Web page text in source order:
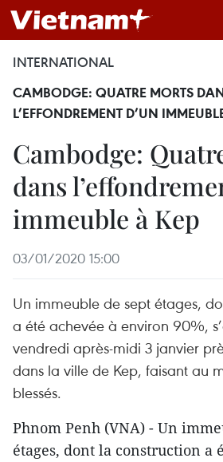
INTERNATIONAL
CAMBODGE: QUATRE MORTS
L’EFFONDREMENT D’UN
Cambodge:
dans
immeuble à Kep
03/01/2020 15:00
Un immeuble de sept étages,
a été achevée à environ 90%,
vendredi après-midi 3 janvier
dans la ville de Kep, faisant au
blessés.
Phnom Penh (VNA) - Un
étages, dont la construction a